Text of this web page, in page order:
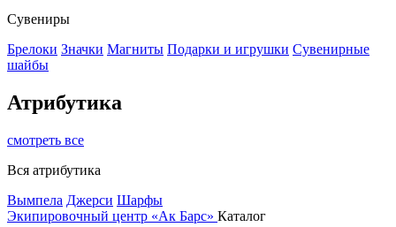
Сувениры
Брелоки Значки Магниты Подарки и игрушки Сувенирные
шайбы
Атрибутика
смотреть все
Вся атрибутика
Вымпела Джерси Шарфы
Экипировочный центр «Ак Барс» Каталог